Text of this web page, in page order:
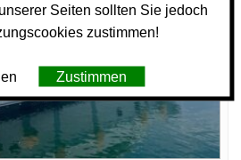
Seiten sollten Sie jedoch
zustimmen!
Zustimmen